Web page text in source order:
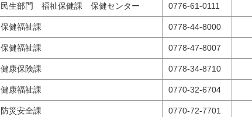
民生部門 福祉保健課 保健センター 0776-61-0111
保健福祉課 0778-44-8000
保健福祉課 0778-47-8007
健康保険課 0778-34-8710
健康福祉課 0770-32-6704
防災安全課 0770-72-7701